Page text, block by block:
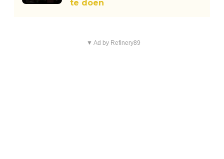
te doen
▼ Ad by Refinery89